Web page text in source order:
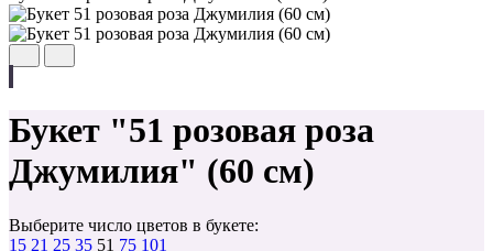
Букет "51 розовая роза
Джумилия" (60 см)
Выберите число цветов в букете:
15 21 25 35 51 75 101